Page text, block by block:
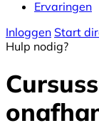
Ervaringen
Inloggen Start
Hulp nodig?